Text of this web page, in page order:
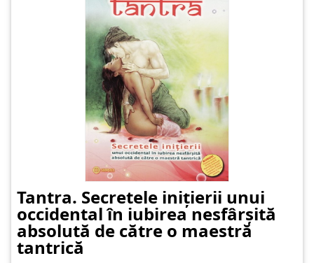
Tantra. Secretele inițierii unui
occidental în iubirea nesfârșită
absolută de către o maestră
tantrică